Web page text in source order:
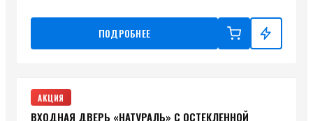
ПОДРОБНЕЕ
АКЦИЯ
ВХОДНАЯ ДВЕРЬ «НАТУРАЛЬ» С ОСТЕКЛЕННОЙ